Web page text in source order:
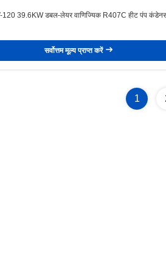
120 39.6KW डबल-लेयर वाणिज्यिक R407C हीट पंप
सर्वोत्तम मूल्य प्राप्त करें
1